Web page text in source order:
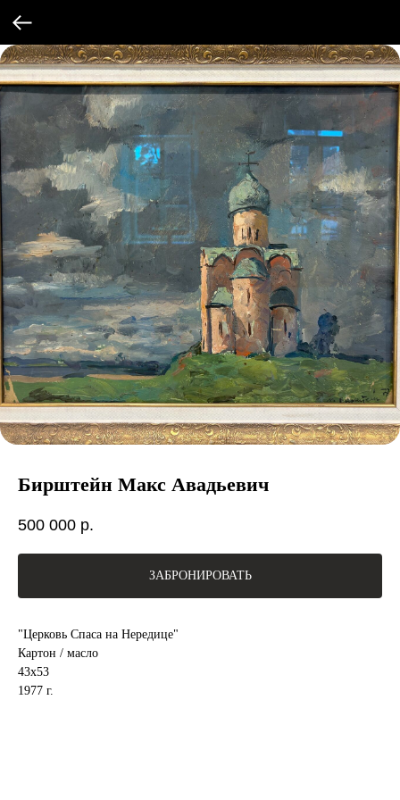
Бирштейн Макс Авадьевич
500 000 р.
ЗАБРОНИРОВАТЬ
"Церковь Спаса на Нередице"
Картон / масло
43х53
1977 г.